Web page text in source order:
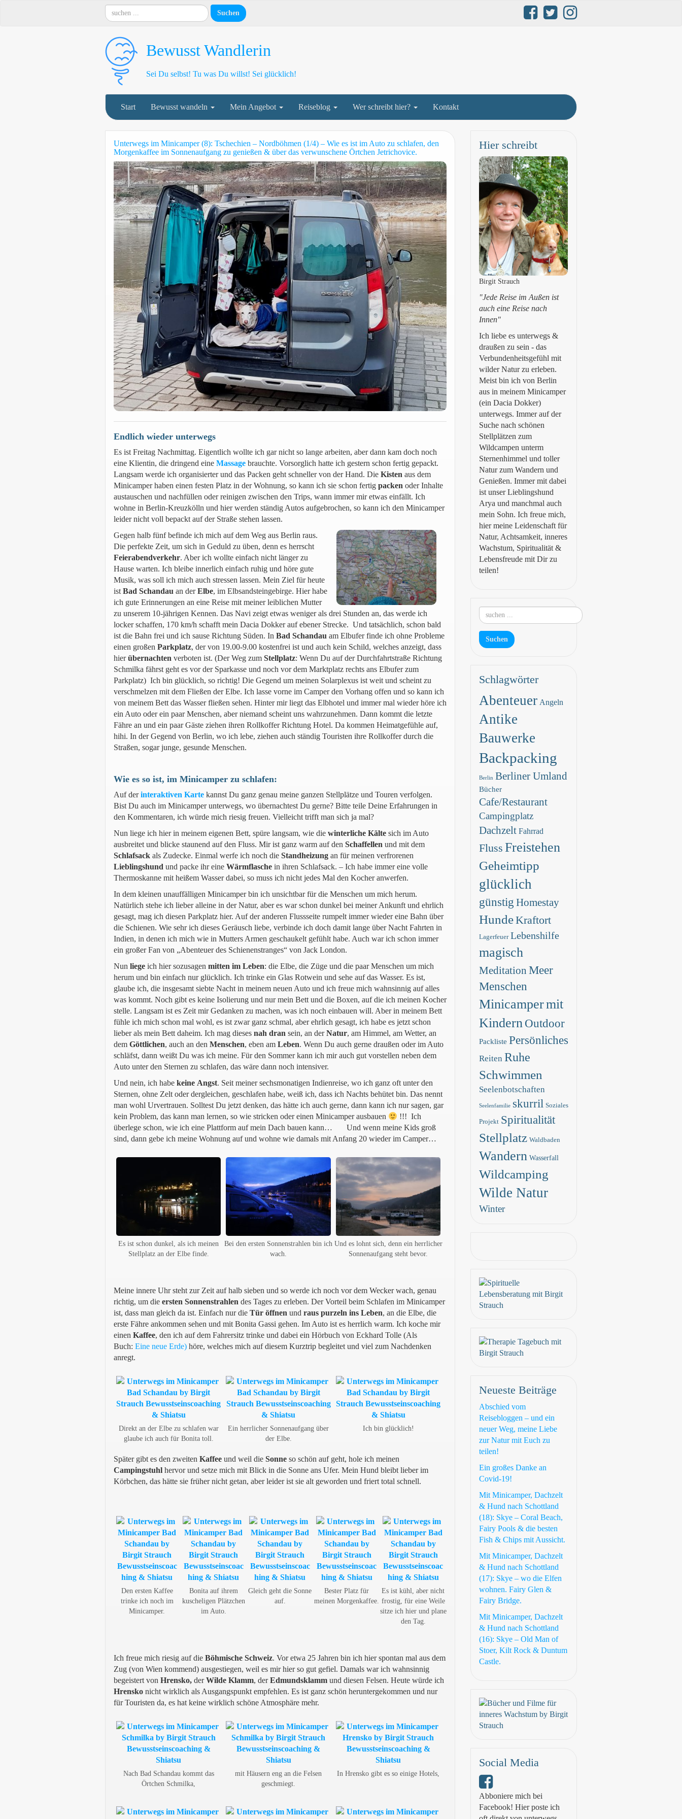
Bewusst Wandlerin
Sei Du selbst! Tu was Du willst! Sei glücklich!
Start Bewusst wandeln Mein Angebot Reiseblog Wer schreibt hier? Kontakt
Unterwegs im Minicamper (8): Tschechien – Nordböhmen (1/4) – Wie es ist im Auto zu schlafen, den
Morgenkaffee im Sonnenaufgang zu genießen & über das verwunschene Örtchen Jetrichovice.
Endlich wieder unterwegs
Es ist Freitag Nachmittag. Eigentlich wollte ich gar nicht so lange arbeiten, aber dann kam doch noch
eine Klientin, die dringend eine Massage brauchte. Vorsorglich hatte ich gestern schon fertig gepackt.
Langsam werde ich organisierter und das Packen geht schneller von der Hand. Die Kisten aus dem
Minicamper haben einen festen Platz in der Wohnung, so kann ich sie schon fertig packen oder Inhalte
austauschen und nachfüllen oder reinigen zwischen den Trips, wann immer mir etwas einfällt. Ich
wohne in Berlin-Kreuzkölln und hier werden ständig Autos aufgebrochen, so kann ich den Minicamper
leider nicht voll bepackt auf der Straße stehen lassen.
Gegen halb fünf befinde ich mich auf dem Weg aus Berlin raus.
Die perfekte Zeit, um sich in Geduld zu üben, denn es herrscht
Feierabendverkehr. Aber ich wollte einfach nicht länger zu
Hause warten. Ich bleibe innerlich einfach ruhig und höre gute
Musik, was soll ich mich auch stressen lassen. Mein Ziel für heute
ist Bad Schandau an derElbe, im Elbsandsteingebirge. Hier habe
ich gute Erinnerungen an eine Reise mit meiner leiblichen Mutter
zu unserem 10-jährigen Kennen. Das Navi zeigt etwas weniger als drei Stunden an, das werde ich
locker schaffen, 170 km/h schafft mein Dacia Dokker auf ebener Strecke. Und tatsächlich, schon bald
ist die Bahn frei und ich sause Richtung Süden. In Bad Schandau am Elbufer finde ich ohne Probleme
einen großen Parkplatz, der von 19.00-9.00 kostenfrei ist und auch kein Schild, welches anzeigt, dass
hierübernachten verboten ist. (Der Weg zum Stellplatz: Wenn Du auf der Durchfahrtstraße Richtung
Schmilka fährst geht es vor der Sparkasse und noch vor dem Marktplatz rechts ans Elbufer zum
Parkplatz) Ich bin glücklich, so richtig! Die Gegend um meinen Solarplexus ist weit und scheint zu
verschmelzen mit dem Fließen der Elbe. Ich lasse vorne im Camper den Vorhang offen und so kann ich
von meinem Bett das Wasser fließen sehen. Hinter mir liegt das Elbhotel und immer mal wieder höre ich
ein Auto oder ein paar Menschen, aber niemand scheint uns wahrzunehmen. Dann kommt die letzte
Fähre an und ein paar Gäste ziehen ihren Rollkoffer Richtung Hotel. Da kommen Heimatgefühle auf,
hihi. In der Gegend von Berlin, wo ich lebe, ziehen auch ständig Touristen ihre Rollkoffer durch die
Straßen, sogar junge, gesunde Menschen.
Wie es so ist, im Minicamper zu schlafen:
Auf derinteraktiven Karte kannst Du ganz genau meine ganzen Stellplätze und Touren verfolgen.
Bist Du auch im Minicamper unterwegs, wo übernachtest Du gerne? Bitte teile Deine Erfahrungen in
den Kommentaren, ich würde mich riesig freuen. Vielleicht trifft man sich ja mal?
Nun liege ich hier in meinem eigenen Bett, spüre langsam, wie die winterliche Kälte sich im Auto
ausbreitet und blicke staunend auf den Fluss. Mir ist ganz warm auf den Schaffellen und mit dem
Schlafsack als Zudecke. Einmal werfe ich noch die Standheizung an für meinen verfrorenen
Lieblingshund und packe ihr eine Wärmflasche in ihren Schlafsack. – Ich habe immer eine volle
Thermoskanne mit heißem Wasser dabei, so muss ich nicht jedes Mal den Kocher anwerfen.
In dem kleinen unauffälligen Minicamper bin ich unsichtbar für die Menschen um mich herum.
Natürlich stehe ich lieber alleine in der Natur, aber es war schon dunkel bei meiner Ankunft und ehrlich
gesagt, mag ich diesen Parkplatz hier. Auf der anderen Flussseite rumpelt immer wieder eine Bahn über
die Schienen. Wie sehr ich dieses Geräusch liebe, verbinde ich doch damit lange über Nacht Fahrten in
Indien, in denen ich mich wie in Mutters Armen geschaukelt gefühlt habe. Auch war ich schon immer
ein großer Fan von „Abenteuer des Schienenstranges“ von Jack London.
Nun liege ich hier sozusagen mitten im Leben: die Elbe, die Züge und die paar Menschen um mich
herum und bin einfach nur glücklich. Ich trinke ein Glas Rotwein und sehe auf das Wasser. Es ist,
glaube ich, die insgesamt siebte Nacht in meinem neuen Auto und ich freue mich wahnsinnig auf alles
was kommt. Noch gibt es keine Isolierung und nur mein Bett und die Boxen, auf die ich meinen Kocher
stelle. Langsam ist es Zeit mir Gedanken zu machen, was ich noch einbauen will. Aber in meinem Bett
fühle ich mich schon mal wohl, es ist zwar ganz schmal, aber ehrlich gesagt, ich habe es jetzt schon
lieber als mein Bett daheim. Ich mag dieses nah dran sein, an derNatur, am Himmel, am Wetter, an
dem Göttlichen, auch an den Menschen, eben am Leben. Wenn Du auch gerne draußen oder im Auto
schläfst, dann weißt Du was ich meine. Für den Sommer kann ich mir auch gut vorstellen neben dem
Auto unter den Sternen zu schlafen, das wäre dann noch intensiver.
Und nein, ich habe keine Angst. Seit meiner sechsmonatigen Indienreise, wo ich ganz oft unter den
Sternen, ohne Zelt oder dergleichen, geschlafen habe, weiß ich, dass ich Nachts behütet bin. Das nennt
man wohl Urvertrauen. Solltest Du jetzt denken, das hätte ich auch gerne, dann kann ich nur sagen, gar
kein Problem, das kann man lernen, so wie stricken oder einen Minicamper ausbauen
!!! Ich
überlege schon, wie ich eine Plattform auf mein Dach bauen kann… Und wenn meine Kids groß
sind, dann gebe ich meine Wohnung auf und wohne wie damals mit Anfang 20 wieder im Camper…
Es ist schon dunkel, als ich meinen
Stellplatz an der Elbe finde.
Bei den ersten Sonnenstrahlen bin ich
wach.
Und es lohnt sich, denn ein herrlicher
Sonnenaufgang steht bevor.
Meine innere Uhr steht zur Zeit auf halb sieben und so werde ich noch vor dem Wecker wach, genau
richtig, um die ersten Sonnenstrahlen des Tages zu erleben. Der Vorteil beim Schlafen im Minicamper
ist, dass man gleich da ist. Einfach nur die Tür öffnen und raus purzeln ins Leben, an die Elbe, die
erste Fähre ankommen sehen und mit Bonita Gassi gehen. Im Auto ist es herrlich warm. Ich koche mir
einen Kaffee, den ich auf dem Fahrersitz trinke und dabei ein Hörbuch von Eckhard Tolle (Als
Buch: Eine neue Erde) höre, welches mich auf diesem Kurztrip begleitet und viel zum Nachdenken
anregt.
Direkt an der Elbe zu schlafen war
glaube ich auch für Bonita toll.
Ein herrlicher Sonnenaufgang über
der Elbe.
Ich bin glücklich!
Später gibt es den zweiten Kaffee und weil die Sonne so schön auf geht, hole ich meinen
Campingstuhl hervor und setze mich mit Blick in die Sonne ans Ufer. Mein Hund bleibt lieber im
Körbchen, das hätte sie früher nicht getan, aber leider ist sie alt geworden und friert total schnell.
Den ersten Kaffee
trinke ich noch im
Minicamper.
Bonita auf ihrem
kuscheligen Plätzchen
im Auto.
Gleich geht die Sonne
auf.
Bester Platz für
meinen Morgenkaffee.
Es ist kühl, aber nicht
frostig, für eine Weile
sitze ich hier und plane
den Tag.
Ich freue mich riesig auf die Böhmische Schweiz. Vor etwa 25 Jahren bin ich hier spontan mal aus dem
Zug (von Wien kommend) ausgestiegen, weil es mir hier so gut gefiel. Damals war ich wahnsinnig
begeistert von Hrensko, derWilde Klamm, derEdmundsklamm und diesen Felsen. Heute würde ich
Hrensko nicht wirklich als Ausgangspunkt empfehlen. Es ist ganz schön heruntergekommen und nur
für Touristen da, es hat keine wirklich schöne Atmosphäre mehr.
Nach Bad Schandau kommt das
Örtchen Schmilka,
mit Häusern eng an die Felsen
geschmiegt.
In Hrensko gibt es so einige Hotels,
Hier schreibt
Birgit Strauch
"Jede Reise im Außen ist
auch eine Reise nach
Innen"
Ich liebe es unterwegs &
draußen zu sein - das
Verbundenheitsgefühl mit
wilder Natur zu erleben.
Meist bin ich von Berlin
aus in meinem Minicamper
(ein Dacia Dokker)
unterwegs. Immer auf der
Suche nach schönen
Stellplätzen zum
Wildcampen unterm
Sternenhimmel und toller
Natur zum Wandern und
Genießen. Immer mit dabei
ist unser Lieblingshund
Arya und manchmal auch
mein Sohn. Ich freue mich,
hier meine Leidenschaft für
Natur, Achtsamkeit, inneres
Wachstum, Spiritualität &
Lebensfreude mit Dir zu
teilen!
Schlagwörter
Abenteuer Angeln
Antike
Bauwerke
Backpacking
Berlin Berliner Umland
Bücher
Cafe/Restaurant
Campingplatz
Dachzelt Fahrrad
Fluss Freistehen
Geheimtipp
glücklich
günstig Homestay
HundeKraftort
Lagerfeuer Lebenshilfe
magisch
Meditation Meer
Menschen
Minicampermit
Kindern Outdoor
Packliste Persönliches
Reiten Ruhe
Schwimmen
Seelenbotschaften
Seelenfamilie skurril Soziales
Projekt Spiritualität
Stellplatz Waldbaden
Wandern Wasserfall
Wildcamping
Wilde Natur
Winter
Neueste Beiträge
Abschied vom
Reisebloggen – und ein
neuer Weg, meine Liebe
zur Natur mit Euch zu
teilen!
Ein großes Danke an
Covid-19!
Mit Minicamper, Dachzelt
& Hund nach Schottland
(18): Skye – Coral Beach,
Fairy Pools & die besten
Fish & Chips mit Aussicht.
Mit Minicamper, Dachzelt
& Hund nach Schottland
(17): Skye – wo die Elfen
wohnen. Fairy Glen &
Fairy Bridge.
Mit Minicamper, Dachzelt
& Hund nach Schottland
(16): Skye – Old Man of
Stoer, Kilt Rock & Duntum
Castle.
Social Media
Abboniere mich bei
Facebook! Hier poste ich